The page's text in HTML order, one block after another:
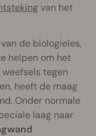
van het
de biologieles,
helpen om het
tegen
heeft de maag
Onder normale
laag naar